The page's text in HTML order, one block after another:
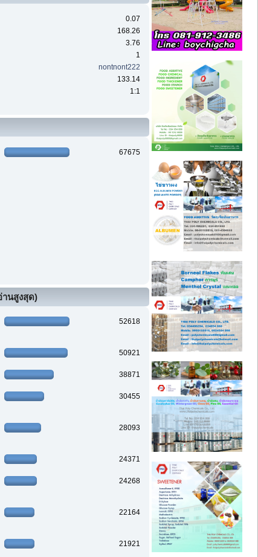
0.07
168.26
3.76
1
nontnont222
133.14
1:1
67675
นสูงสุด)
52618
50921
38871
30455
28093
24371
24268
22164
21921